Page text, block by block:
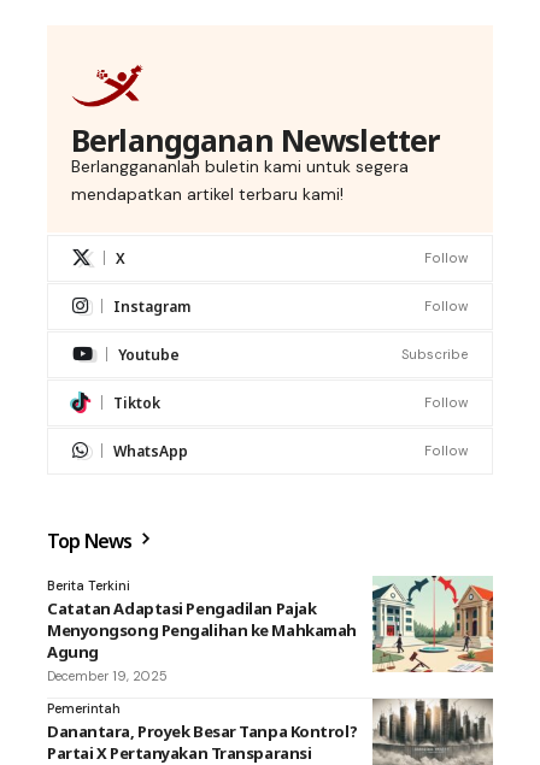
Berlangganan Newsletter
Berlanggananlah buletin kami untuk segera
mendapatkan artikel terbaru kami!
X Follow
Instagram Follow
Youtube Subscribe
Tiktok Follow
WhatsApp Follow
Top News
Berita Terkini
Catatan Adaptasi Pengadilan Pajak
Menyongsong Pengalihan ke Mahkamah
Agung
December 19, 2025
Pemerintah
Danantara, Proyek Besar Tanpa Kontrol?
Partai X Pertanyakan Transparansi